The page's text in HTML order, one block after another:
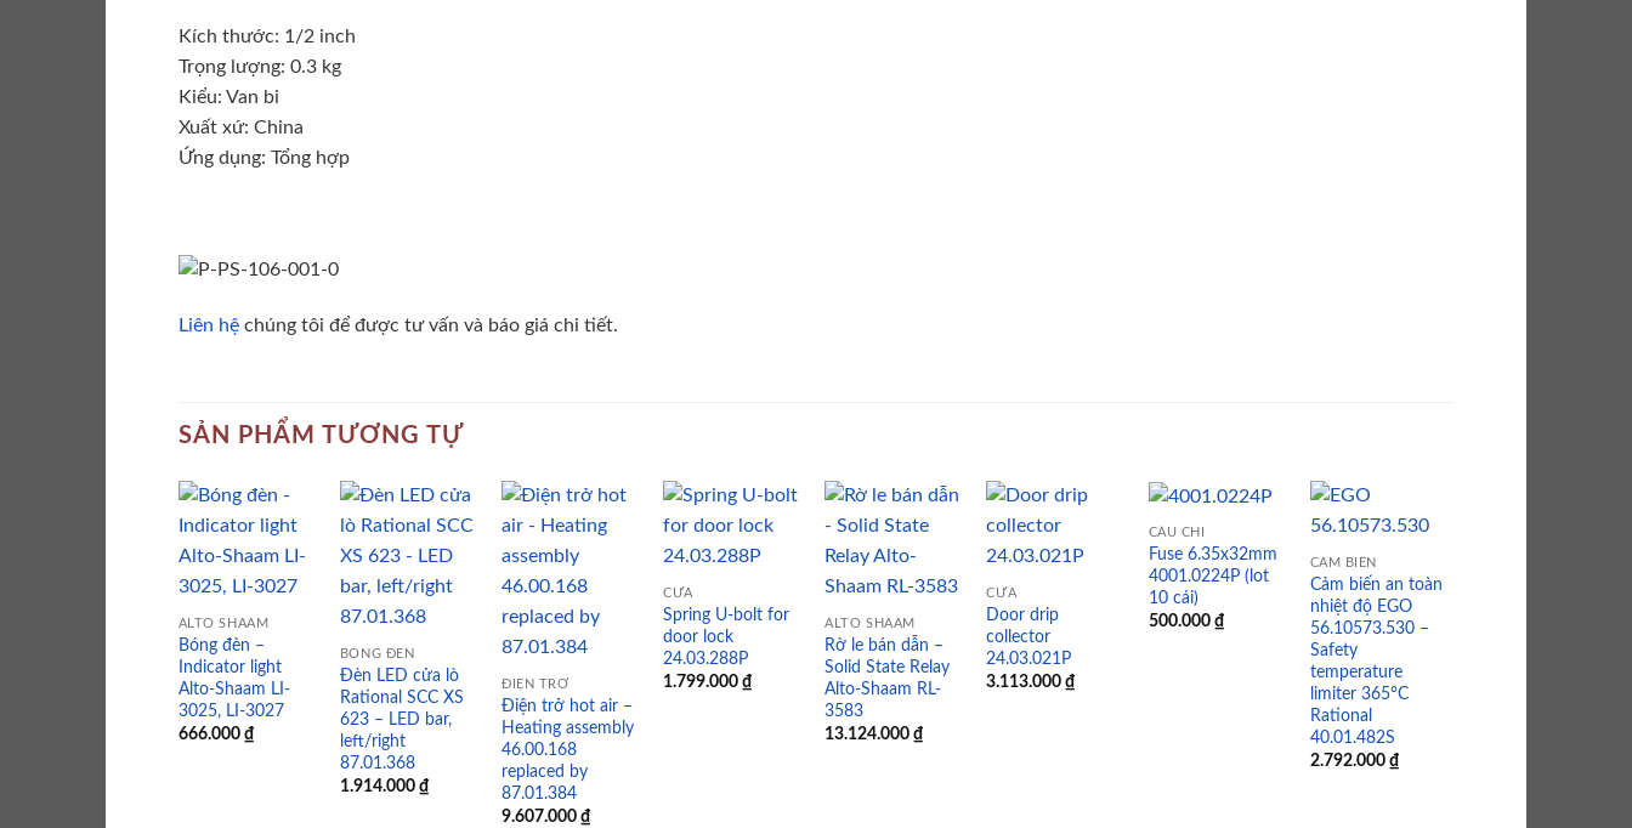
Kích thước: 1/2 inch
Trọng lượng: 0.3 kg
Kiểu: Van bi
Xuất xứ: China
Ứng dụng: Tổng hợp
Liên hệ chúng tôi để được tư vấn và báo giá chi tiết.
SẢN PHẨM TƯƠNG TỰ
Add to
ALTO SHAAM
Bóng đèn –
Indicator light
Alto-Shaam LI-
3025, LI-3027
666.000 ₫
Add to
wishlist
BÓNG ĐÈN
Đèn LED cửa lò
Rational SCC XS
623 – LED bar,
left/right
87.01.368
1.914.000 ₫
Add to
wishlist
ĐIỆN TRỞ
Điện trở hot air –
Heating assembly
46.00.168
replaced by
87.01.384
9.607.000₫
wishlist
CỬA
Spring U-bolt for
door lock
24.03.288P
1.799.000₫
Add to
ALTO SHAAM
Rờ le bán dẫn –
Solid State Relay
Alto-Shaam RL-
3583
13.124.000₫
CỬA
Door drip
collector
24.03.021P
3.113.000₫
CẦU CHÌ
Fuse 6.35x32mm
4001.0224P (lot
10 cái)
500.000 ₫
Add to
wishlist
CẢM BIẾN
Cảm biến an toàn
nhiệt độ EGO
56.10573.530 –
Safety
temperature
limiter 365°C
Rational
40.01.482S
2.792.000 ₫